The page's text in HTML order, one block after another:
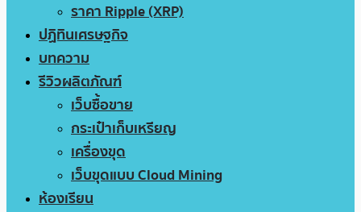
ราคา Ripple (XRP)
ปฏิทินเศรษฐกิจ
บทความ
รีวิวผลิตภัณฑ์
เว็บซื้อขาย
กระเป๋าเก็บเหรียญ
เครื่องขุด
เว็บขุดแบบ Cloud Mining
ห้องเรียน